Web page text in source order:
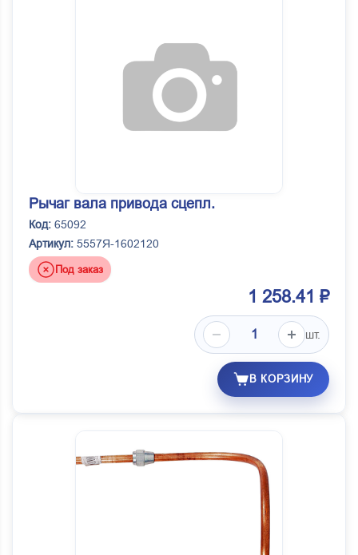
Рычаг вала привода сцепл.
Код: 65092
Артикул: 5557Я-1602120
Под заказ
1 258.41 ₽
шт.
В КОРЗИНУ